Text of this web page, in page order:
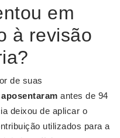
em
à revisão
de suas
antes de 94
deixou de aplicar o
utilizados para a